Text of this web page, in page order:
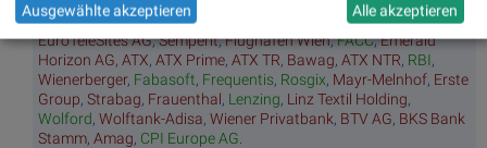
Aktien auf dem Radar:Rosenbauer Bajaj Mobility AG,Andritz,
EuroTeleSites AG,Semperit,Flughafen Wien,FACC,Emerald
Horizon AG, ATX, ATX Prime, ATX TR, Bawag, ATX NTR, RBI,
Wienerberger, Fabasoft, Frequentis, Rosgix, Mayr-Melnhof, Erste
Group, Strabag, Frauenthal, Lenzing, Linz Textil Holding,
Wolford, Wolftank-Adisa, Wiener Privatbank, BTV AG, BKS Bank
Stamm, Amag, CPI Europe AG
Ausgewählte akzeptieren Alle akzeptieren